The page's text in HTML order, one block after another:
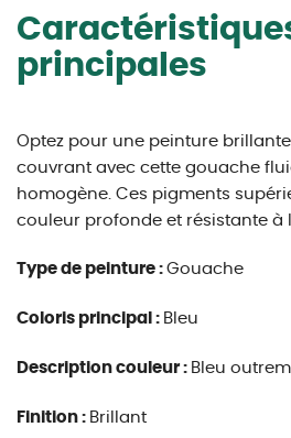
principales
Optez pour une peinture
couvrant avec cette gouache
homogène. Ces pigments
couleur profonde et résistante à
Type de peinture : Gouache
Coloris principal : Bleu
Description couleur : Bleu
Finition : Brillant